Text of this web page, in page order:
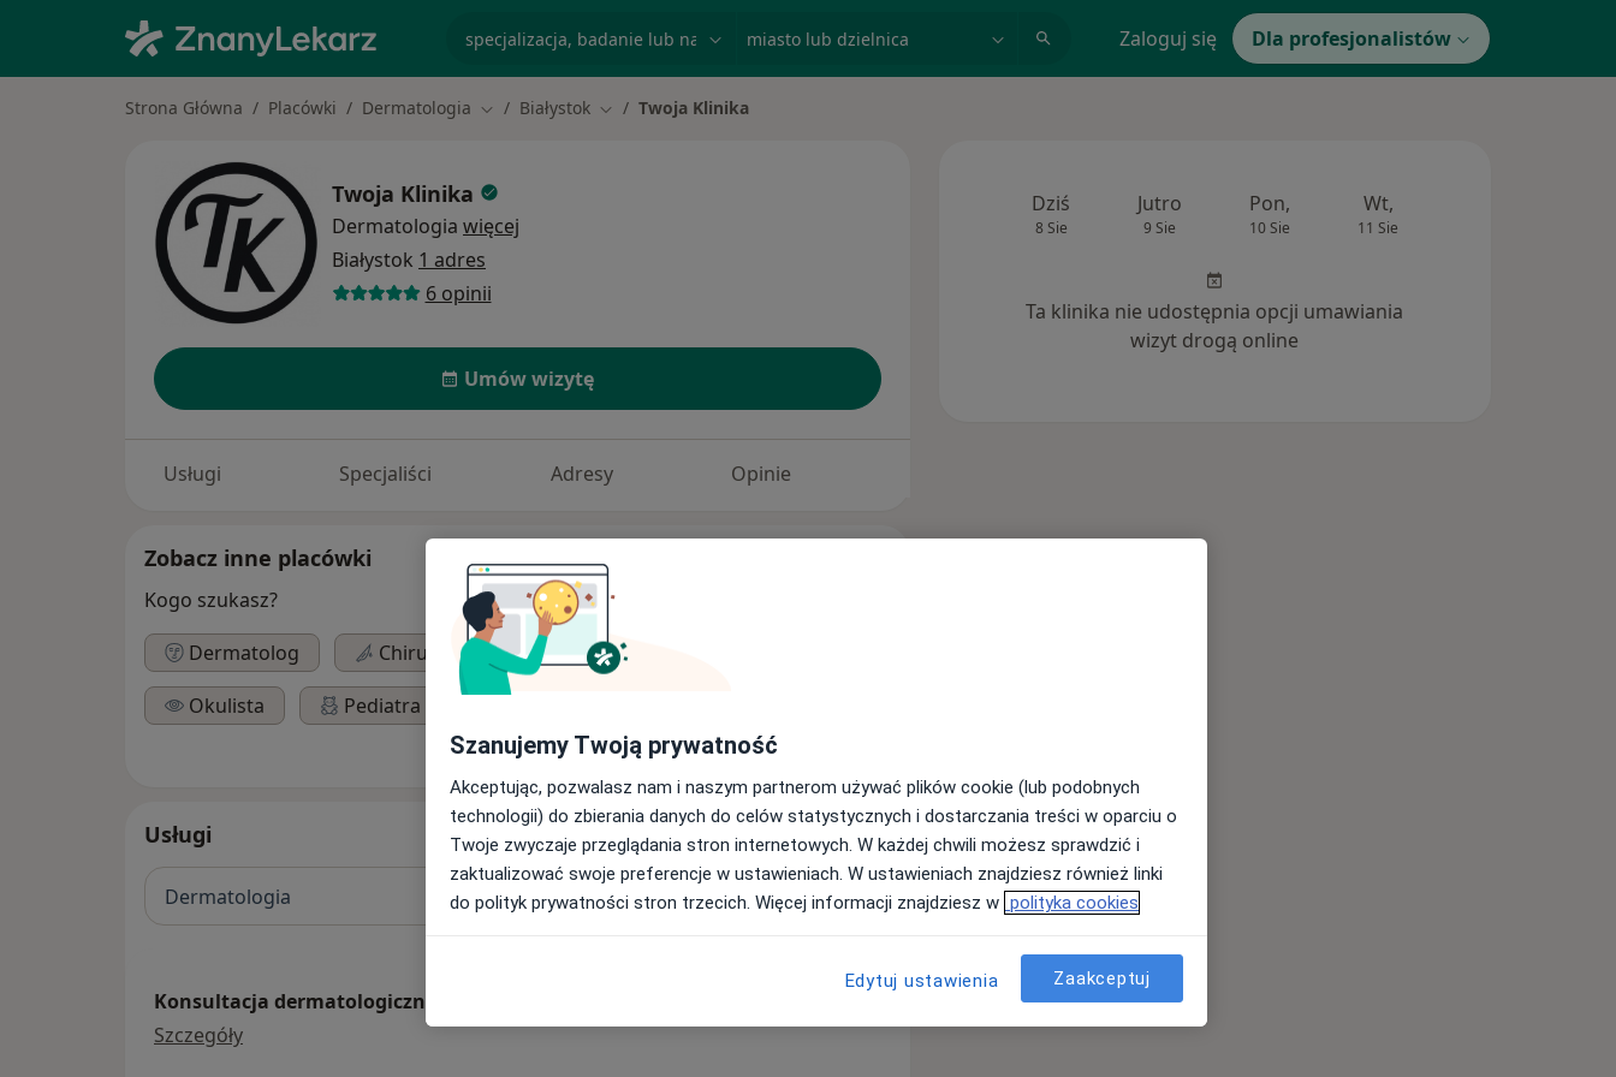
Zaloguj się Dla profesjonalistów
Strona Główna Placówki Dermatologia Zmień miasto
Białystok Zmień miasto
Twoja Klinika
Twoja Klinika
Dermatologia więcej
Białystok 1 adres
6 opinii
Umów wizytę
Usługi Specjaliści Adresy Opinie
Zobacz inne placówki
Kogo szukasz?
Dermatolog
Chirurg Laryngolog
Okulista
Pediatra
Szukaj innej specjalizacji
Usługi
Dermatologia
Konsultacja dermatologiczna
Szczegółykonsultacja dermatologiczna
Dziś
8 Sie
Jutro
9 Sie
Pon,
10 Sie
Wt,
11 Sie
Ta klinika nie udostępnia opcji umawiania
wizyt drogą online
Szanujemy Twoją prywatność
Akceptując, pozwalasz nam i naszym partnerom używać plików cookie (lub podobnych
technologii) do zbierania danych do celów statystycznych i dostarczania treści w oparciu o
Twoje zwyczaje przeglądania stron internetowych. W każdej chwili możesz sprawdzić i
zaktualizować swoje preferencje w ustawieniach. W ustawieniach znajdziesz również linki
do polityk prywatności stron trzecich. Więcej informacji znajdziesz w polityka cookies
Edytuj ustawienia Zaakceptuj